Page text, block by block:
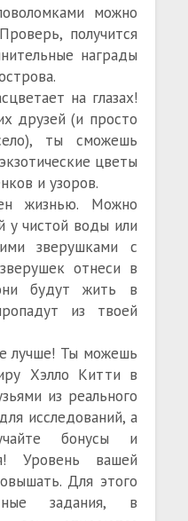
можно
получится
награды
на глазах!
друзей (и просто
ты сможешь
цветы
и узоров.
жизнью. Можно
у чистой воды или
зверушками с
отнеси в
будут жить в
из твоей
лучше! Ты можешь
Хэлло Китти в
из реального
исследований, а
бонусы и
Уровень вашей
Для этого
задания, в